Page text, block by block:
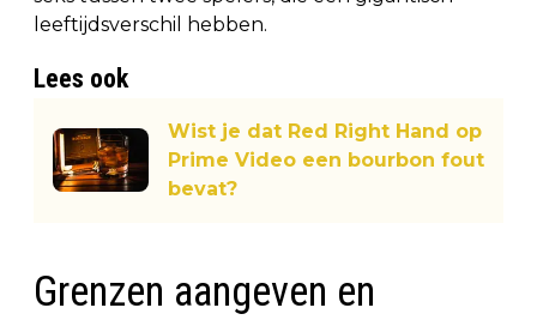
leeftijdsverschil hebben.
Lees ook
Wist je dat Red Right Hand op
Prime Video een bourbon fout
bevat?
Grenzen aangeven en